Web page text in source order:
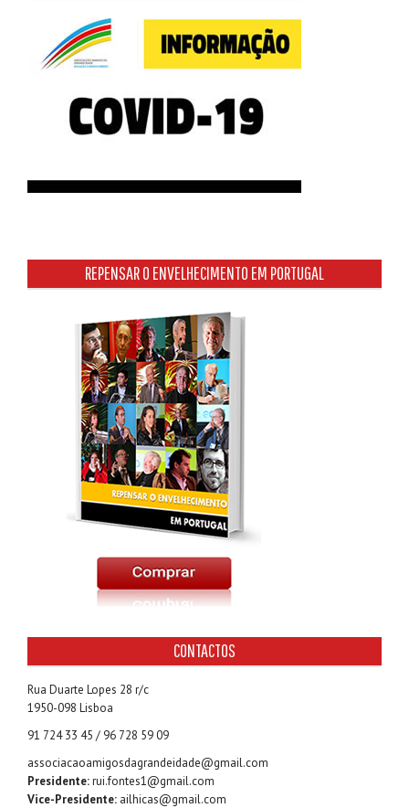
REPENSAR O ENVELHECIMENTO EM PORTUGAL
CONTACTOS
Rua Duarte Lopes 28 r/c
1950-098 Lisboa
91 724 33 45 / 96 728 59 09
associacaoamigosdagrandeidade@gmail.com
Presidente:rui.fontes1@gmail.com
Vice-Presidente: ailhicas@gmail.com